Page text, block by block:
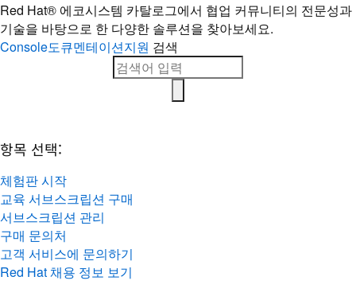
Red Hat® 에코시스템 카탈로그에서 협업 커뮤니티의 전문성과
기술을 바탕으로 한 다양한 솔루션을 찾아보세요.
Console도큐멘테이션지원 검색
항목 선택:
체험판 시작
교육 서브스크립션 구매
서브스크립션 관리
구매 문의처
고객 서비스에 문의하기
Red Hat 채용 정보 보기